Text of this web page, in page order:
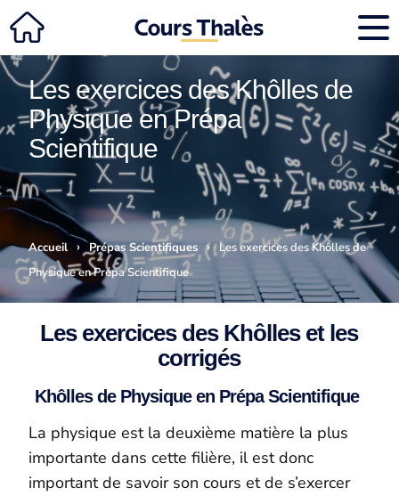
Les exercices des Khôlles de
Physique en Prépa
Scientifique
Accueil › Prépas Scientifiques ›
Les exercices des Khôlles de
Physique en Prépa Scientifique
Les exercices des Khôlles et les
corrigés
Khôlles de Physique en Prépa Scientifique
La physique est la deuxième matière la plus
importante dans cette filière, il est donc
important de savoir son cours et de s’exercer